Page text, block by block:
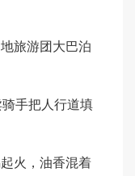
旅游团大巴泊
手把人行道填
火，油香混着